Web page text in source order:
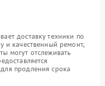
доставку техники по
и качественный ремонт,
могут отслеживать
продления срока